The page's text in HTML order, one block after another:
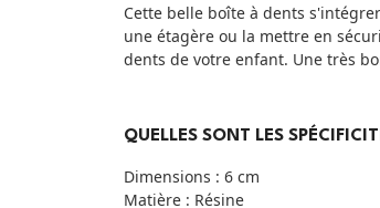
Cette belle boîte à dents
une étagère ou la mettre en
dents de votre enfant. Une très
QUELLES SONT LES
Dimensions : 6 cm
Matière : Résine